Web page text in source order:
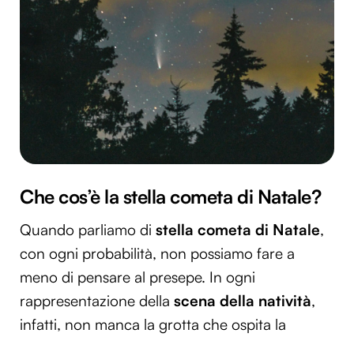
Che cos’è la stella cometa di Natale?
Quando parliamo di stella cometa di Natale,
con ogni probabilità, non possiamo fare a
meno di pensare al presepe. In ogni
rappresentazione della scena della natività,
infatti, non manca la grotta che ospita la